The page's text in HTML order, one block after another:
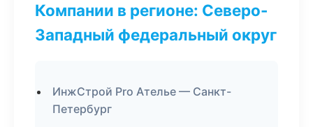
Компании в регионе: Северо-
Западный федеральный округ
ИнжСтрой Pro Ателье — Санкт-
Петербург